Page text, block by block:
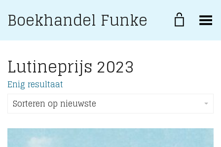
Boekhandel Funke Toggle Menu
Lutineprijs 2023
Enig resultaat
Sorteren op nieuwste